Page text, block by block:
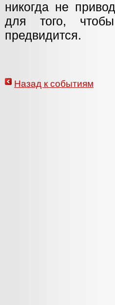
никогда не
для того,
предвидится.
Назад к событиям